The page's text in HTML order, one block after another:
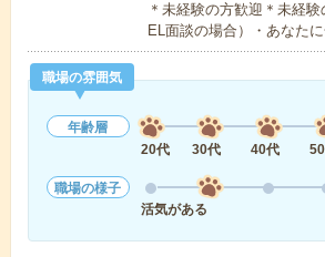
＊未経験の方歓迎＊未経
EL面談の場合）・あなた
職場の雰囲気
年齢層
20代
30代 40代
職場の様子
活気がある